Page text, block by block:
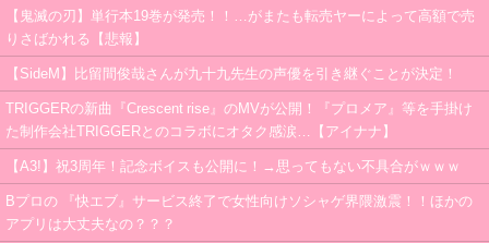
【鬼滅の刃】単行本19巻が発売！！…がまたも転売ヤーによって高額で売
りさばかれる【悲報】
【SideM】比留間俊哉さんが九十九先生の声優を引き継ぐことが決定！
TRIGGERの新曲『Crescent rise』のMVが公開！『プロメア』等を手掛け
た制作会社TRIGGERとのコラボにオタク感涙…【アイナナ】
【A3!】祝3周年！記念ボイスも公開に！→思ってもない不具合がｗｗｗ
Bプロの 『快エブ』サービス終了で女性向けソシャゲ界隈激震！！ほかの
アプリは大丈夫なの？？？